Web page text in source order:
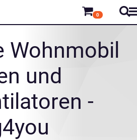
0
Wohnmobil
und
-